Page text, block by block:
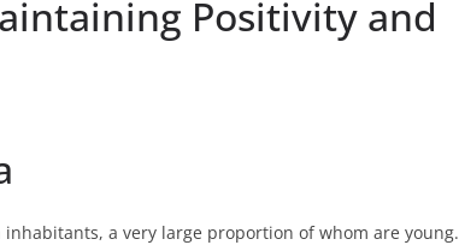
Positivity and
a very large proportion of whom are young.